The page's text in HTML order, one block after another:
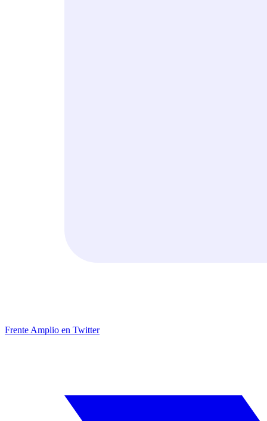
Frente Amplio en Twitter